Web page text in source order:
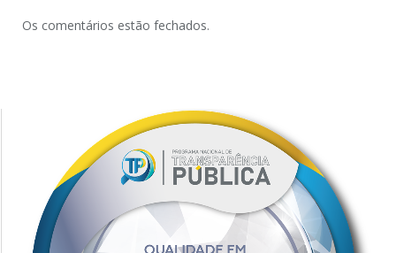
Os comentários estão fechados.